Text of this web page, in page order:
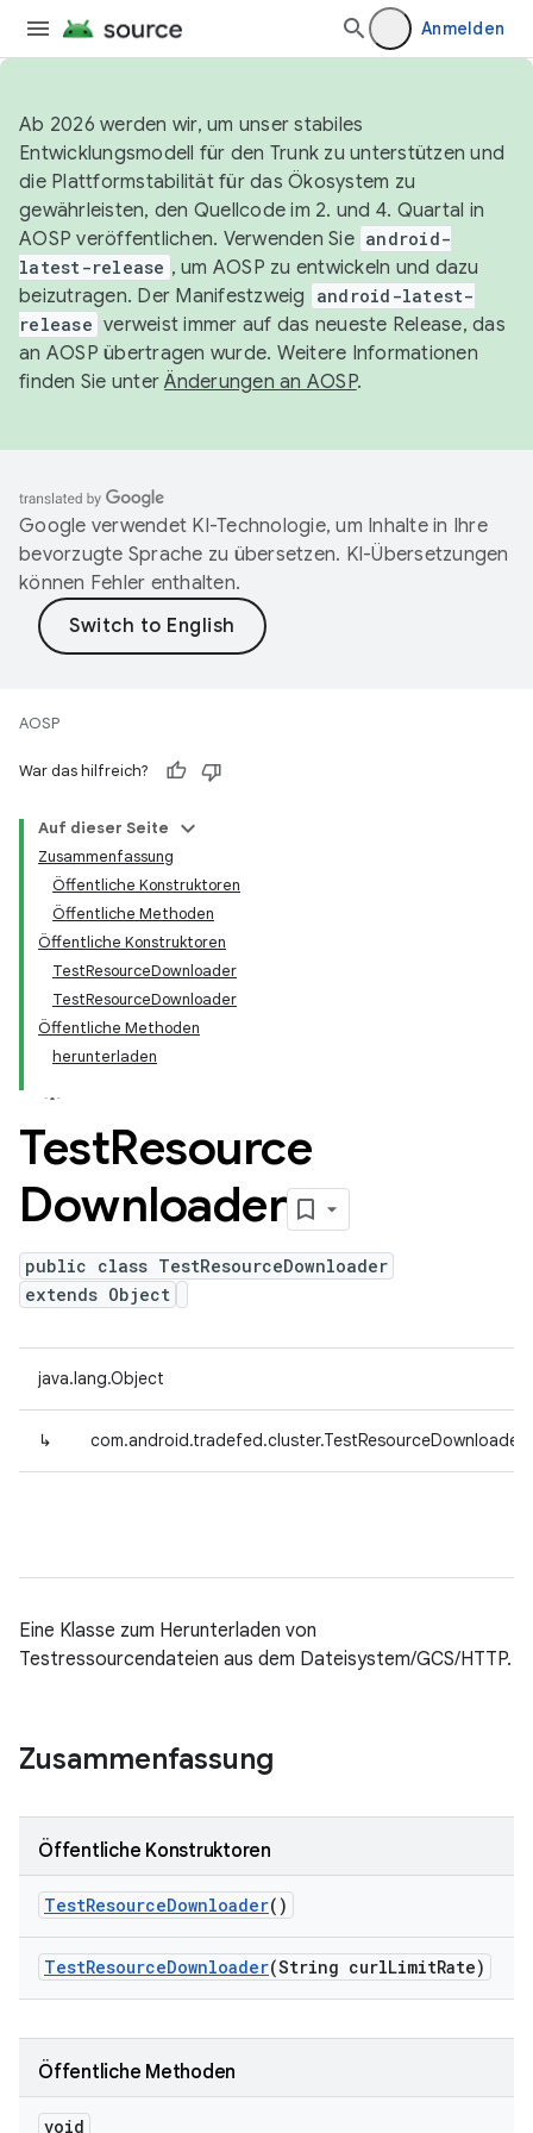
Anmelden
Ab 2026 werden wir, um unser stabiles
Entwicklungsmodell für den Trunk zu unterstützen und
die Plattformstabilität für das Ökosystem zu
gewährleisten, den Quellcode im 2. und 4. Quartal in
AOSP veröffentlichen. Verwenden Sie android-
latest-release , um AOSP zu entwickeln und dazu
beizutragen. Der Manifestzweig
android-latest-
release verweist immer auf das neueste Release, das
an AOSP übertragen wurde. Weitere Informationen
finden Sie unterÄnderungen an AOSP.
Google verwendet KI-Technologie, um Inhalte in Ihre
bevorzugte Sprache zu übersetzen. KI-Übersetzungen
können Fehler enthalten.
AOSP
War das hilfreich?
Auf dieser Seite
Zusammenfassung
Öffentliche Konstruktoren
Öffentliche Methoden
Öffentliche Konstruktoren
TestResourceDownloader
TestResourceDownloader
Öffentliche Methoden
herunterladen
TestResource
Downloader
public class TestResourceDownloader
extends Object
java.lang.Object
↳ com.android.tradefed.cluster.TestResourceDownloader
Eine Klasse zum Herunterladen von
Testressourcendateien aus dem Dateisystem/GCS/HTTP.
Zusammenfassung
Öffentliche Konstruktoren
TestResourceDownloader()
TestResourceDownloader(String curlLimitRate)
Öffentliche Methoden
void